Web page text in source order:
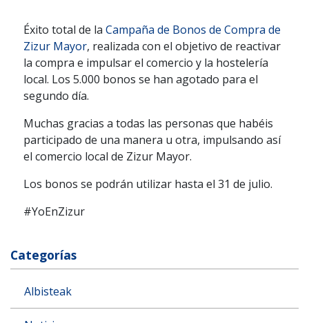
Éxito total de la Campaña de Bonos de Compra de
Zizur Mayor, realizada con el objetivo de reactivar
la compra e impulsar el comercio y la hostelería
local. Los 5.000 bonos se han agotado para el
segundo día.
Muchas gracias a todas las personas que habéis
participado de una manera u otra, impulsando así
el comercio local de Zizur Mayor.
Los bonos se podrán utilizar hasta el 31 de julio.
#YoEnZizur
Categorías
Albisteak